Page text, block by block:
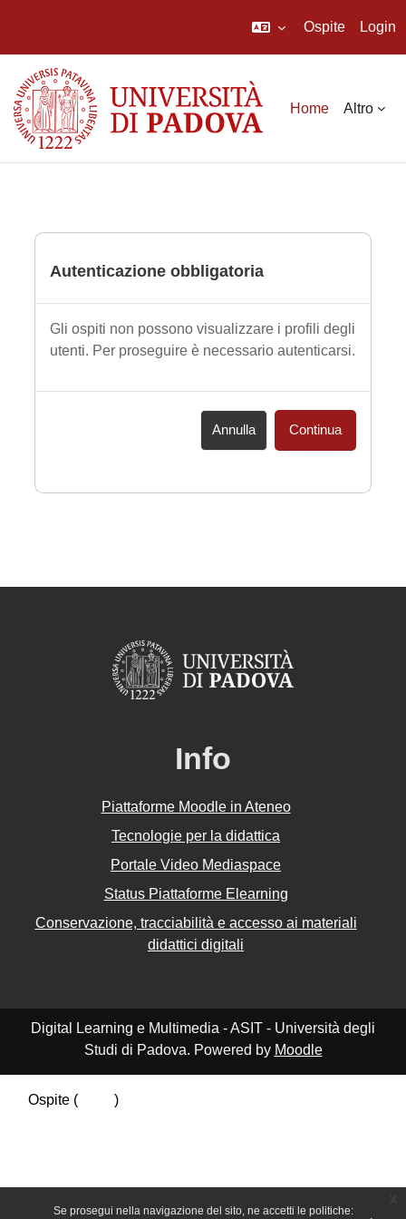
Se prosegui nella navigazione del sito, ne accetti le politiche:
Ospite Login
Home Altro
Autenticazione obbligatoria
Gli ospiti non possono visualizzare i profili degli
utenti. Per proseguire è necessario autenticarsi.
Annulla Continua
Info
Piattaforme Moodle in Ateneo
Tecnologie per la didattica
Portale Video Mediaspace
Status Piattaforme Elearning
Conservazione, tracciabilità e accesso ai materiali
didattici digitali
Digital Learning e Multimedia - ASIT - Università degli
Studi di Padova. Powered by Moodle
Ospite (
)